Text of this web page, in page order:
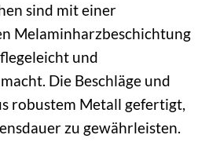
sind mit einer
Melaminharzbeschichtung
und
Die Beschläge und
robustem Metall gefertigt,
zu gewährleisten.